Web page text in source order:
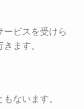
ービスを受けら
ます。
ないます。